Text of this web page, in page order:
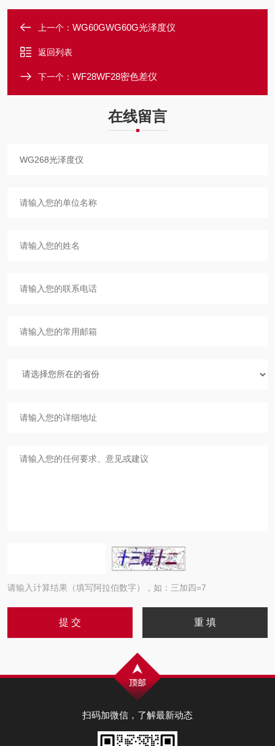
上一个： WG60GWG60G光泽度仪
返回列表
下一个： WF28WF28密色差仪
在线留言
请输入计算结果（填写阿拉伯数字），如：三加四=7
扫码加微信，了解最新动态